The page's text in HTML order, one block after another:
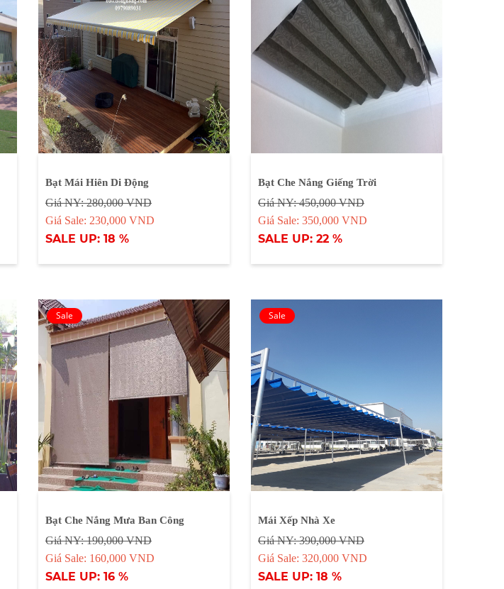
Bạt Mái Hiên Di Động
Giá NY: 280,000 VND
Giá Sale: 230,000 VND
SALE UP: 18 %
Bạt Che Nắng Giếng Trời
Giá NY: 450,000 VND
Giá Sale: 350,000 VND
SALE UP: 22 %
Bạt Che Nắng Mưa Ban Công
Giá NY: 190,000 VND
Giá Sale: 160,000 VND
SALE UP: 16 %
Mái Xếp Nhà Xe
Giá NY: 390,000 VND
Giá Sale: 320,000 VND
SALE UP: 18 %